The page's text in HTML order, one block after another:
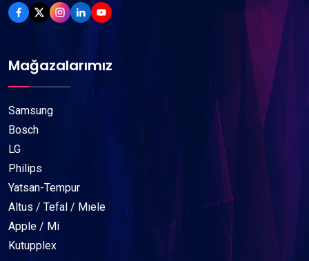
Mağazalarımız
Samsung
Bosch
LG
Philips
Yatsan-Tempur
Altus / Tefal / Mıele
Apple / Mi
Kutupplex